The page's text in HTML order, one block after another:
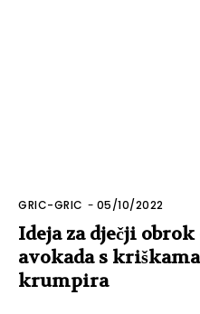
GRIC-GRIC - 05/10/2022
Ideja za dječji
avokada s
krumpira